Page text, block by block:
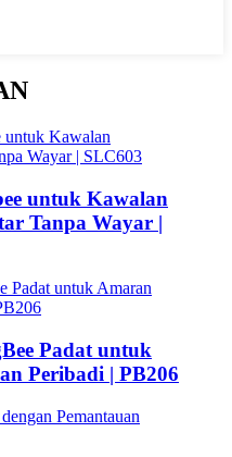
untuk Kawalan
Tanpa Wayar |
Padat untuk
Peribadi | PB206